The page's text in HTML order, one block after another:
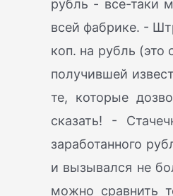
рубль - все-таки
всей фабрике. -
коп. на рубль
получившей
те, которые
сказать! -
заработанного
и вызывался не
можно сравнить